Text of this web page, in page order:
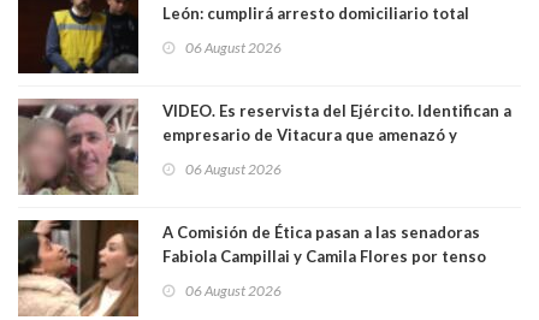
León: cumplirá arresto domiciliario total
06 August 2026
VIDEO. Es reservista del Ejército. Identifican a
empresario de Vitacura que amenazó y
al "ring raja". Se trata de Andrés Arrieta y la
06 August 2026
A Comisión de Ética pasan a las senadoras
Fabiola Campillai y Camila Flores por tenso
06 August 2026